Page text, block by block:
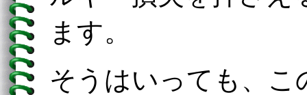
ます。
そうはいっても、こ